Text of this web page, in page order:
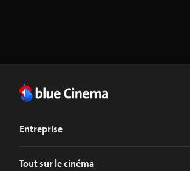
Entreprise
Tout sur le cinéma